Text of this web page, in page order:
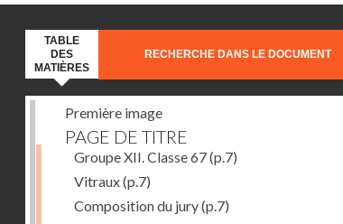
TABLE
DES
MATIÈRES
RECHERCHE DANS LE DOCUMENT
Première image
PAGE DE TITRE
Groupe XII. Classe 67(p.7)
Vitraux(p.7)
Composition du jury(p.7)